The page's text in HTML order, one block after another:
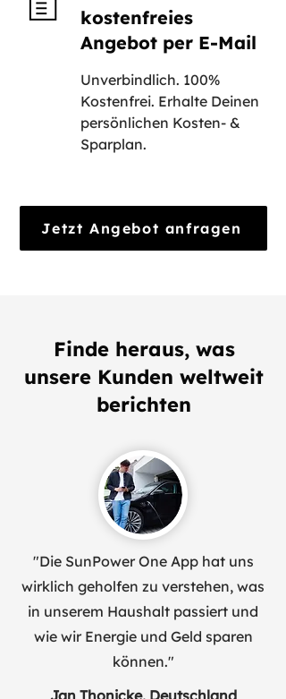
kostenfreies
Angebot per E-Mail
Unverbindlich. 100%
Kostenfrei. Erhalte Deinen
persönlichen Kosten- &
Sparplan.
Jetzt Angebot anfragen
Finde heraus, was
unsere Kunden weltweit
berichten
"Die SunPower One App hat uns
wirklich geholfen zu verstehen, was
in unserem Haushalt passiert und
wie wir Energie und Geld sparen
können."
Jan Thonicke, Deutschland